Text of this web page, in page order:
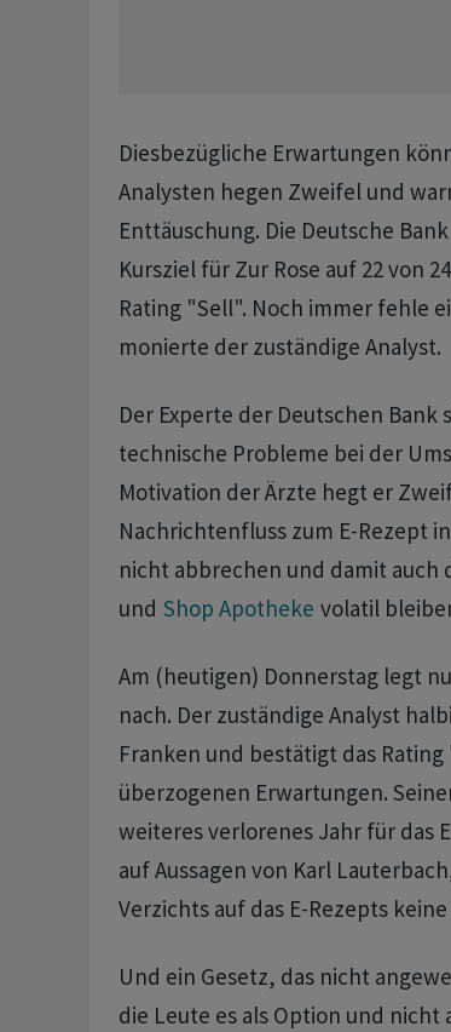
Diesbezügliche Erwartungen
Analysten hegen Zweifel und
Enttäuschung. Die Deutsche
Kursziel für Zur Rose auf 22 von
Rating "Sell". Noch immer fehle
monierte der zuständige Analyst.
Der Experte der Deutschen
technische Probleme bei der
Motivation der Ärzte hegt er
Nachrichtenfluss zum E-Rezept
nicht abbrechen und damit auch
und Shop Apotheke volatil
Am (heutigen) Donnerstag legt
nach. Der zuständige Analyst
Franken und bestätigt das
überzogenen Erwartungen.
weiteres verlorenes Jahr für das
auf Aussagen von Karl
Verzichts auf das E-Rezepts
Und ein Gesetz, das nicht
die Leute es als Option und